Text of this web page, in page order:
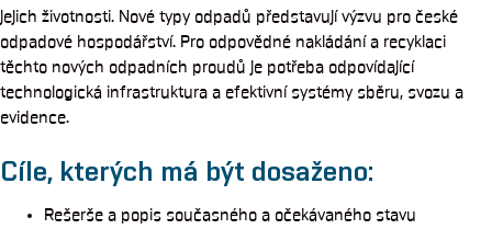
jejich životnosti. Nové typy odpadů představují výzvu pro české
odpadové hospodářství. Pro odpovědné nakládání a recyklaci
těchto nových odpadních proudů je potřeba odpovídající
technologická infrastruktura a efektivní systémy sběru, svozu a
evidence.
Cíle, kterých má být dosaženo:
Rešerše a popis současného a očekávaného stavu